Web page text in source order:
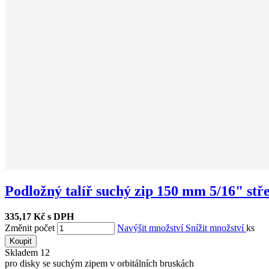
Podložný talíř suchý zip 150 mm 5/16"
335,17 Kč s DPH
Změnit počet
Navýšit množství Snížit množstvíks
Koupit
Skladem 12
pro disky se suchým zipem v orbitálních bruskách